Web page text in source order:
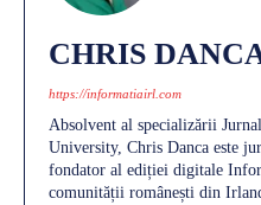
CHRIS
https://informatiairl.com
Absolvent al specializării
University, Chris Danca este
fondator al ediției digitale
comunității românești din